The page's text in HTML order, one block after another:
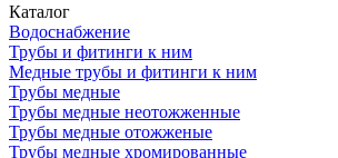
Каталог
Водоснабжение
Трубы и фитинги к ним
Медные трубы и фитинги к ним
Трубы медные
Трубы медные неотожженные
Трубы медные отожженые
Трубы медные хромированные